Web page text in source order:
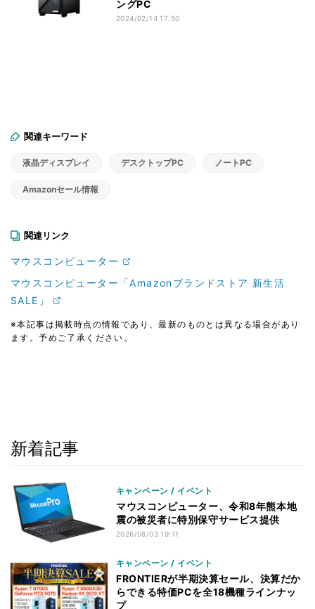
ングPC
2024/02/14 17:50
関連キーワード
液晶ディスプレイ デスクトップPC ノートPC
Amazonセール情報
関連リンク
マウスコンピューター
マウスコンピューター「Amazonブランドストア 新生活
SALE」
※本記事は掲載時点の情報であり、最新のものとは異なる場合があり
ます。予めご了承ください。
新着記事
キャンペーン / イベント
マウスコンピューター、令和8年熊本地
震の被災者に特別保守サービス提供
2026/08/03 19:11
キャンペーン / イベント
FRONTIERが半期決算セール、決算だか
らできる特価PCを全18機種ラインナッ
プ